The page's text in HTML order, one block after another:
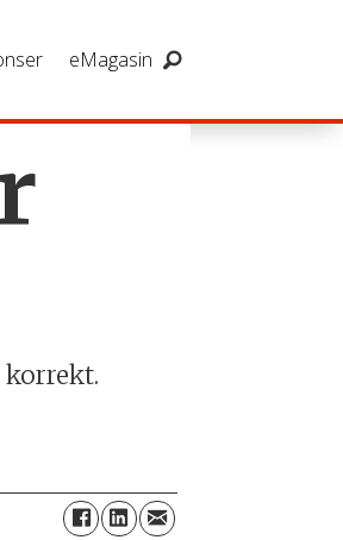
eMagasin
korrekt.